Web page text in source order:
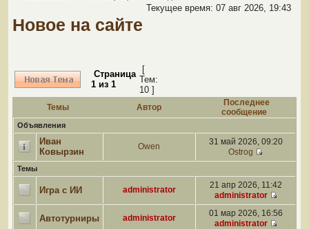
Текущее время: 07 авг 2026, 19:43
Новое на сайте
Страница
1 из 1
[
Тем:
10 ]
Темы Автор
Последнее
сообщение
Объявления
Иван
Ковырзин
Owen
31 май 2026, 09:20
Ostrog
Темы
Игра с ИИ administrator
21 апр 2026, 11:42
administrator
Автотурниры administrator
01 мар 2026, 16:56
administrator